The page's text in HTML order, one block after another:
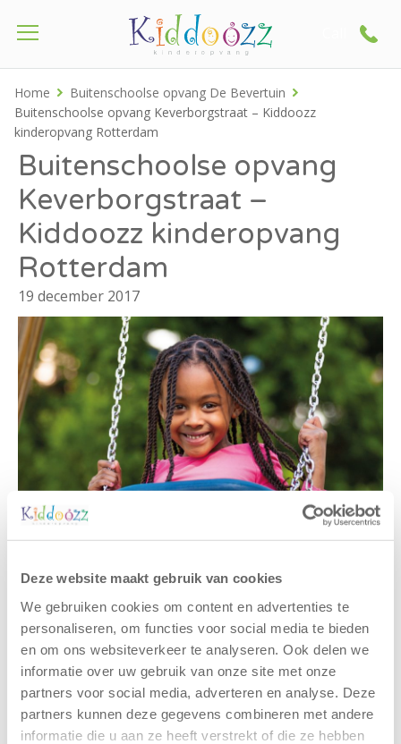
Deze website maakt gebruik van cookies
We gebruiken cookies om content en advertenties te
personaliseren, om functies voor social media te bieden
en om ons websiteverkeer te analyseren. Ook delen we
informatie over uw gebruik van onze site met onze
partners voor social media, adverteren en analyse. Deze
partners kunnen deze gegevens combineren met andere
informatie die u aan ze heeft verstrekt of die ze hebben
Home
Buitenschoolse opvang De Bevertuin
Buitenschoolse opvang Keverborgstraat – Kiddoozz
kinderopvang Rotterdam
Buitenschoolse opvang
Keverborgstraat –
Kiddoozz kinderopvang
Rotterdam
19 december 2017
Gerelateerde berichten